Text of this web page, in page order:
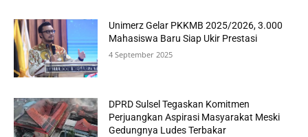
Unimerz Gelar PKKMB 2025/2026, 3.000
Mahasiswa Baru Siap Ukir Prestasi
4 September 2025
DPRD Sulsel Tegaskan Komitmen
Perjuangkan Aspirasi Masyarakat Meski
Gedungnya Ludes Terbakar